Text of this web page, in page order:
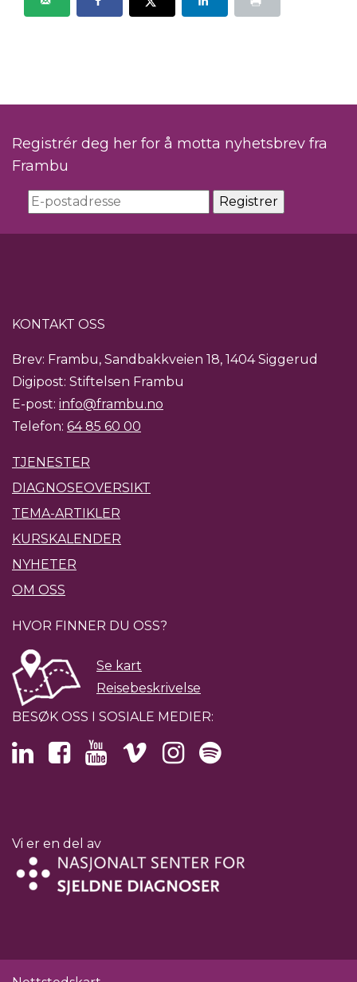
Registrér deg her for å motta nyhetsbrev fra
Frambu
KONTAKT OSS
Brev: Frambu, Sandbakkveien 18, 1404 Siggerud
Digipost: Stiftelsen Frambu
E-post: info@frambu.no
Telefon: 64 85 60 00
TJENESTER
DIAGNOSEOVERSIKT
TEMA-ARTIKLER
KURSKALENDER
NYHETER
OM OSS
HVOR FINNER DU OSS?
Se kart
Reisebeskrivelse
BESØK OSS I SOSIALE MEDIER:
Vi er en del av